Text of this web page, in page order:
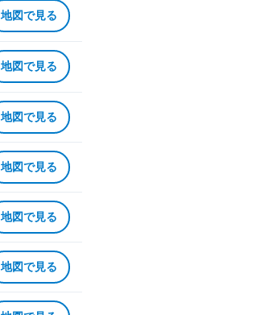
地図で見る
地図で見る
地図で見る
地図で見る
地図で見る
地図で見る